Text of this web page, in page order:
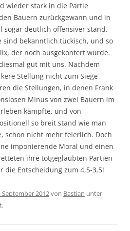
wieder stark in die Partie
Bauern zurückgewann und in
sogar deutlich offensiver stand.
sind bekanntlich tückisch, und so
der noch ausgekontert wurde.
gut mit uns. Nachdem
Stellung nicht zum Siege
die Stellungen, in denen Frank
Minus von zwei Bauern im
kämpfte, und von
so breit stand wie man
schon nicht mehr feierlich. Doch
imponierende Moral und einen
ihre totgeglaubten Partien
die Entscheidung zum 4,5-3,5!
September 2012von Bastian unter